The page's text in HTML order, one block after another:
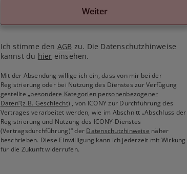
Weiter
Ich stimme den AGB zu. Die Datenschutzhinweise
kannst du hier einsehen.
Mit der Absendung willige ich ein, dass von mir bei der
Registrierung oder bei Nutzung des Dienstes zur Verfügung
gestellte„besondere Kategorien personenbezogener
Daten“(z.B. Geschlecht) , von ICONY zur Durchführung des
Vertrages verarbeitet werden, wie im Abschnitt „Abschluss der
Registrierung und Nutzung des ICONY-Dienstes
(Vertragsdurchführung)“ der Datenschutzhinweise näher
beschrieben. Diese Einwilligung kann ich jederzeit mit Wirkung
für die Zukunft widerrufen.